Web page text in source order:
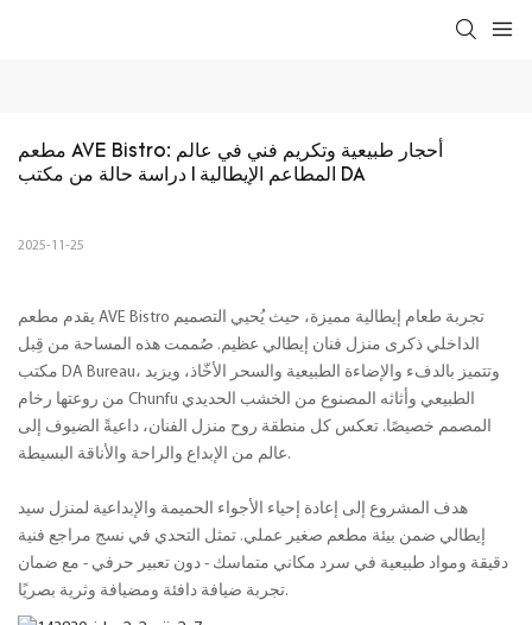
مطعم AVE Bistro: أحجار طبيعية وتكريم فني في عالم
المطاعم الإيطالية | دراسة حالة من مكتب DA
2025-11-25
يقدم مطعم AVE Bistro تجربة طعام إيطالية مميزة، حيث يُحيي التصميم
الداخلي ذكرى منزل فنان إيطالي عظيم. صُممت هذه المساحة من قِبل
مكتب DA Bureau، وتتميز بالدفء والإضاءة الطبيعية والسحر الأخّاذ، ويزيد
من روعتها رخام Chunfu الطبيعي وأثاثه المصنوع من الخشب الحديدي
المصمم خصيصًا. تعكس كل منطقة روح منزل الفنان، داعيةً الضيوف إلى
عالم من الإبداع والراحة والأناقة البسيطة.
هدف المشروع إلى إعادة إحياء الأجواء الحميمة والإبداعية لمنزل سيد
إيطالي ضمن بيئة مطعم صغير عملي. تمثل التحدي في نسج مراجع فنية
دقيقة ومواد طبيعية في سرد ​​مكاني متماسك - دون تعبير حرفي - مع ضمان
تجربة ضيافة دافئة ومضيافة وثرية بصريًا.